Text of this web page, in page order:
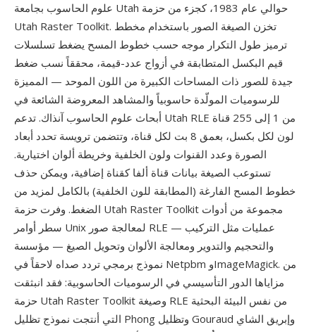
علوم الحاسوب بجامعة Utah حوالي عام 1983، كجزء من حزمة
Utah Raster Toolkit. تخزن الصيغة الصور باستخدام مخطط
ترميز طول التكرار موجه حسب خطوط المسح يضغط تسلسلات
قيم البكسل المتطابقة في أزواج عدد-قيمة، محققاً نسب ضغط
جيدة للصور ذات المساحات الكبيرة من اللون الموحد — المميزة
للرسوميات المولّدة حاسوبياً والمشاهد المعروضة الشائعة في
أبحاث علوم الحاسوب آنذاك. تدعم Utah RLE من 1 إلى 255 قناة
لون لكل بكسل، بعمق 8 بت لكل قناة، وتتضمن ترويسة تحدد أبعاد
الصورة وعدد القنوات ولون الخلفية وخريطة ألوان اختيارية.
تستوعب الصيغة بيانات قناة ألفا كقناة إضافية، ويمكن حذف
خطوط المسح الفارغة (المطابقة للون الخلفية) بالكامل لمزيد من
الضغط. وفرت حزمة Utah Raster Toolkit مجموعة من أدوات
سطر أوامر Unix لمعالجة صور RLE — عمليات مثل التركيب
والتحجيم والتدوير ومعالجة الألوان وتحويل الصيغ — مؤسسة
نموذج برمجي تردد صداه لاحقاً في Netpbm وImageMagick. من
مزاياها الدور التأسيسي في الرسوميات الحاسوبية: فقد انبثقت
حزمة Utah Raster Toolkit وصيغة RLE من نفس البيئة البحثية
التي أنتجت نموذج تظليل Phong وتظليل Gouraud وإبريق الشاي